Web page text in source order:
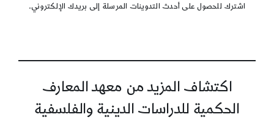
اشترك للحصول على أحدث التدوينات المرسلة إلى بريدك الإلكتروني.
اكتشاف المزيد من معهد المعارف
الحكمية للدراسات الدينية والفلسفية